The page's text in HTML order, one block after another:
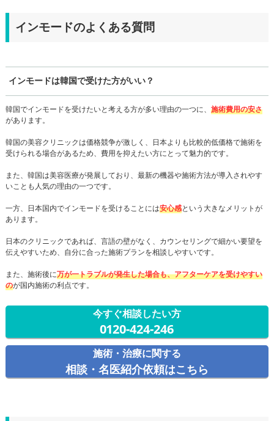
インモードのよくある質問
インモードは韓国で受けた方がいい？
韓国でインモードを受けたいと考える方が多い理由の一つに、 施術費用の安さ
があります。
韓国の美容クリニックは価格競争が激しく、日本よりも比較的低価格で施術を
受けられる場合があるため、費用を抑えたい方にとって魅力的です。
また、韓国は美容医療が発展しており、最新の機器や施術方法が導入されやす
いことも人気の理由の一つです。
一方、日本国内でインモードを受けることには安心感という大きなメリットが
あります。
日本のクリニックであれば、言語の壁がなく、カウンセリングで細かい要望を
伝えやすいため、自分に合った施術プランを相談しやすいです。
また、施術後に万が一トラブルが発生した場合も、アフターケアを受けやすい
のが国内施術の利点です。
今すぐ相談したい方
0120-424-246
施術・治療に関する
相談・名医紹介依頼はこちら